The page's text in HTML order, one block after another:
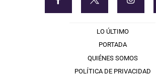
LO ÚLTIMO
PORTADA
QUIÉNES SOMOS
POLÍTICA DE PRIVACIDAD